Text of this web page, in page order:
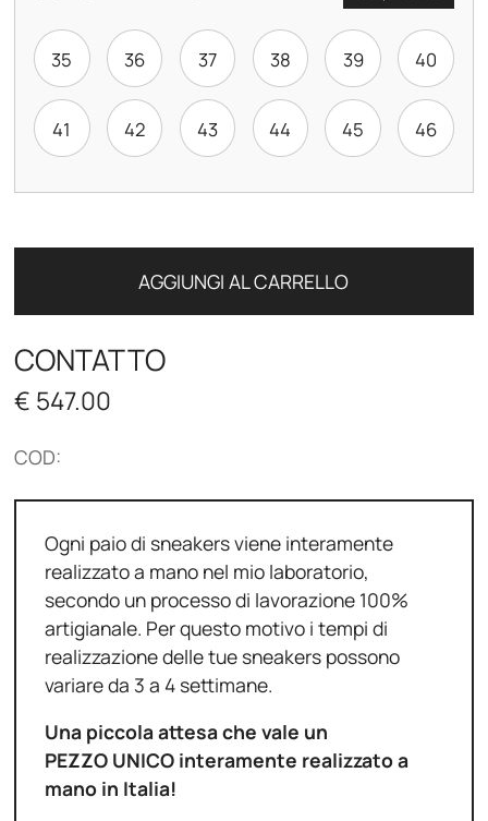
35 36 37 38 39 40
41 42 43 44 45 46
AGGIUNGI AL CARRELLO
CONTATTO
€ 547.00
COD:
Ogni paio di sneakers viene interamente
realizzato a mano nel mio laboratorio,
secondo un processo di lavorazione 100%
artigianale. Per questo motivo i tempi di
realizzazione delle tue sneakers possono
variare da 3 a 4 settimane.
Una piccola attesa che vale un
PEZZO UNICO interamente realizzato a
mano in Italia!